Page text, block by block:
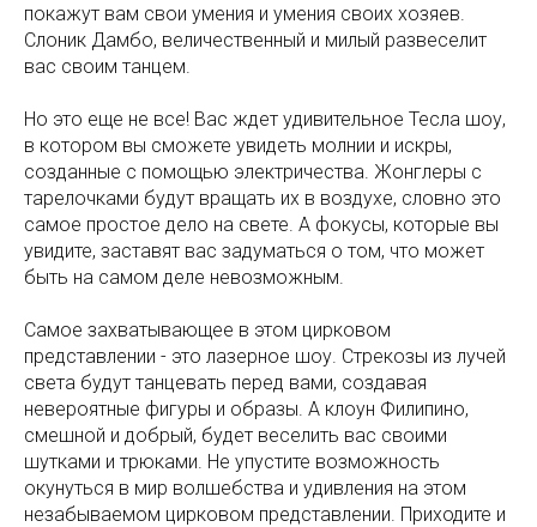
покажут вам свои умения и умения своих хозяев.
Слоник Дамбо, величественный и милый развеселит
вас своим танцем.
Но это еще не все! Вас ждет удивительное Тесла шоу,
в котором вы сможете увидеть молнии и искры,
созданные с помощью электричества. Жонглеры с
тарелочками будут вращать их в воздухе, словно это
самое простое дело на свете. А фокусы, которые вы
увидите, заставят вас задуматься о том, что может
быть на самом деле невозможным.
Самое захватывающее в этом цирковом
представлении - это лазерное шоу. Стрекозы из лучей
света будут танцевать перед вами, создавая
невероятные фигуры и образы. А клоун Филипино,
смешной и добрый, будет веселить вас своими
шутками и трюками. Не упустите возможность
окунуться в мир волшебства и удивления на этом
незабываемом цирковом представлении. Приходите и